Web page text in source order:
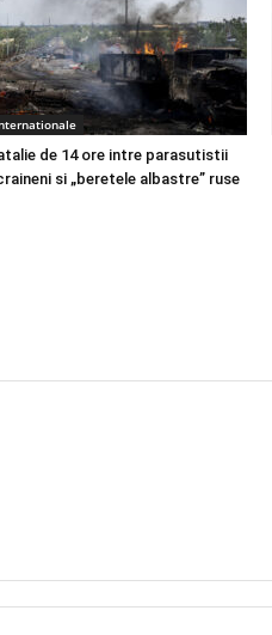
de 14 ore intre parasutistii
si „beretele albastre” ruse